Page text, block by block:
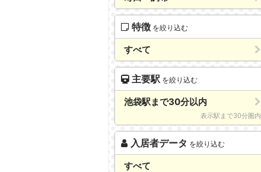
特徴 を絞り込む
すべて
主要駅 を絞り込む
池袋駅まで30分以内
表示駅まで30分圏内
入居者データ を絞り込む
すべて